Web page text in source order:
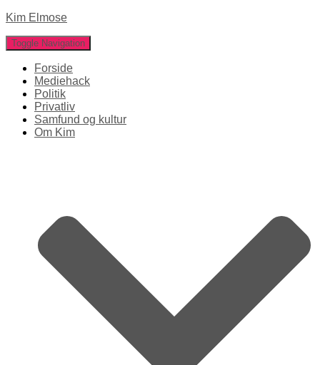
Kim Elmose
Toggle Navigation
Forside
Mediehack
Politik
Privatliv
Samfund og kultur
Om Kim